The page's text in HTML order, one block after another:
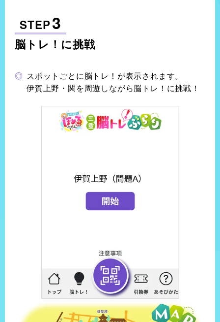
STEP3
脳トレ！に挑戦
スポットごとに脳トレ！が表示されます。
伊賀上野・関を周遊しながら脳トレ！に挑戦！